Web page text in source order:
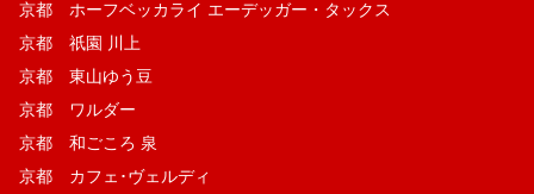
京都 ホーフベッカライ エーデッガー・タックス
京都 祇園 川上
京都 東山ゆう豆
京都 ワルダー
京都 和ごころ 泉
京都 カフェ･ヴェルディ